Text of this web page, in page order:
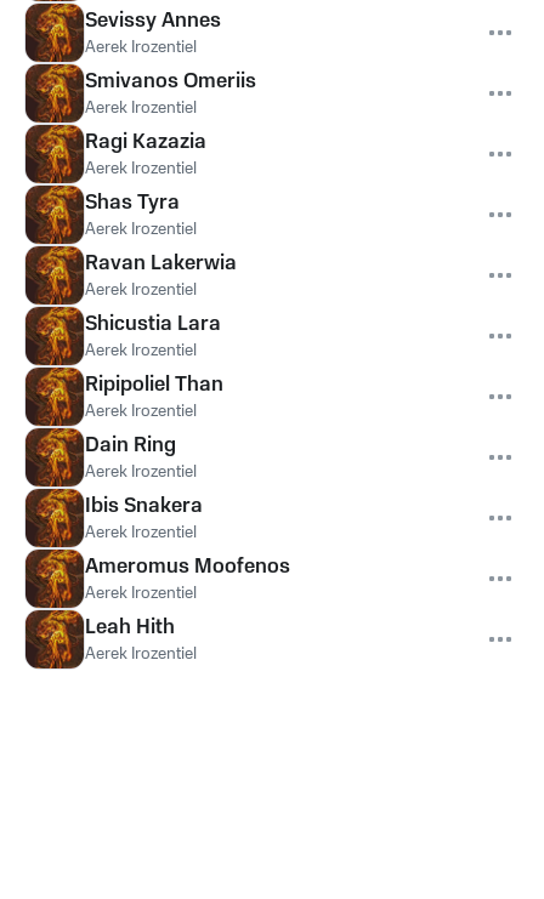
Sevissy Annes
Aerek Irozentiel
Smivanos Omeriis
Aerek Irozentiel
Ragi Kazazia
Aerek Irozentiel
Shas Tyra
Aerek Irozentiel
Ravan Lakerwia
Aerek Irozentiel
Shicustia Lara
Aerek Irozentiel
Ripipoliel Than
Aerek Irozentiel
Dain Ring
Aerek Irozentiel
Ibis Snakera
Aerek Irozentiel
Ameromus Moofenos
Aerek Irozentiel
Leah Hith
Aerek Irozentiel